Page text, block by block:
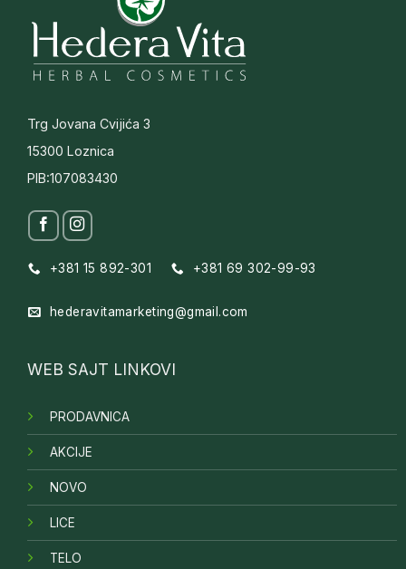
Trg Jovana Cvijića 3
15300 Loznica
PIB:107083430
+381 15 892-301 +381 69 302-99-93
hederavitamarketing@gmail.com
WEB SAJT LINKOVI
PRODAVNICA
AKCIJE
NOVO
LICE
TELO